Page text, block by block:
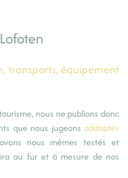
transports, équipement
nous ne publions donc
que nous jugeons addaptés
nous mêmes testés et
au fur et à mesure de nos